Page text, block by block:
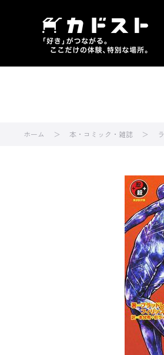
ホーム 本・コミック・雑誌